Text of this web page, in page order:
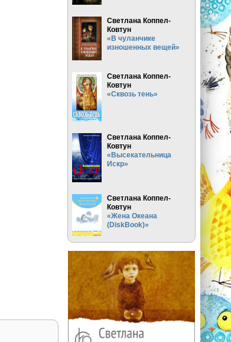
Светлана Коппел-
Ковтун
«В чуланчике
изношенных вещей»
Светлана Коппел-
Ковтун
«Сквозь тень»
Светлана Коппел-
Ковтун
«Высекательница
Искр»
Светлана Коппел-
Ковтун
«Жена Океана
(DiskBook)»